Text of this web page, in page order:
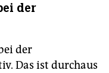
der
der
Das ist durchaus